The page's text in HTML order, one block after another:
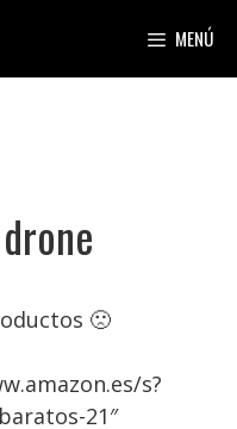
MENÚ
🙁
s?
21″